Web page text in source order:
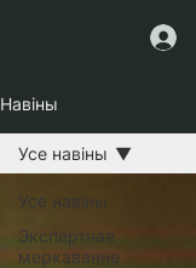
Навіны
Усе навiны
Экспертнае
меркаванне
Усе навiны